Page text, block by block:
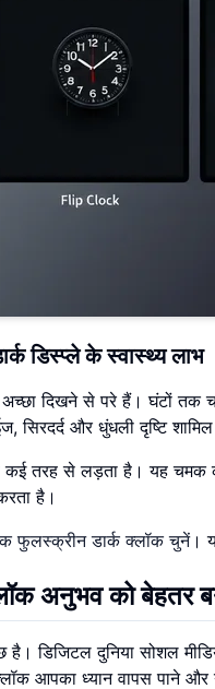
डिस्प्ले के स्वास्थ्य लाभ
अच्छा दिखने से परे हैं। घंटों
सिरदर्द और धुंधली दृष्टि
कई तरह से लड़ता है। यह चमक
है।
फुलस्क्रीन डार्क क्लॉक चुनें।
अनुभव को बेहतर
डिजिटल दुनिया सोशल
आपका ध्यान वापस पाने